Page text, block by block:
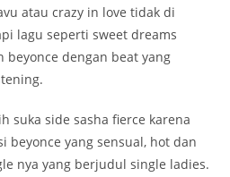
atau crazy in love tidak di
lagu seperti sweet dreams
beyonce dengan beat yang
suka side sasha fierce karena
beyonce yang sensual, hot dan
nya yang berjudul single ladies.